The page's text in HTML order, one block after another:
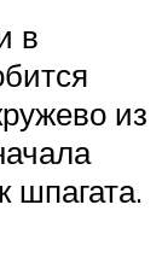
в
из
шпагата.